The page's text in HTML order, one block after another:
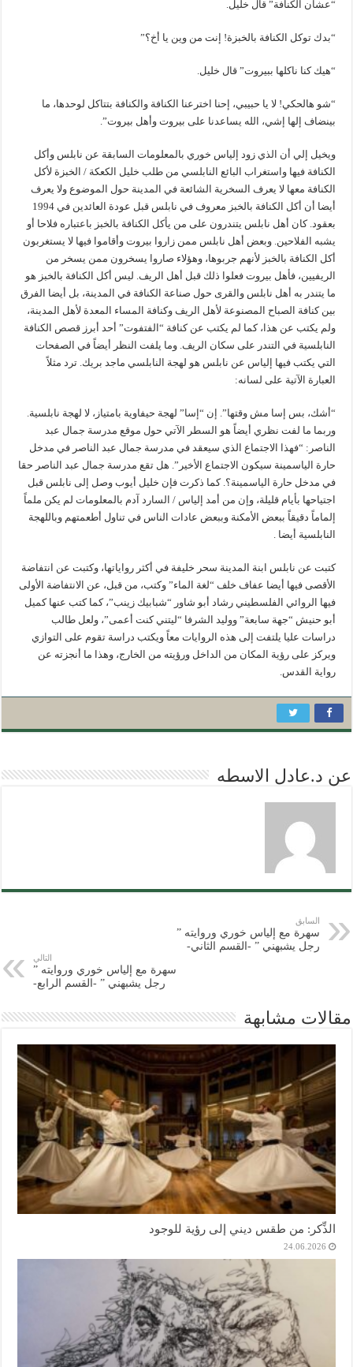
“عشان الكنافة” قال خليل.
“بدك توكل الكنافة بالخبزة! إنت من وين يا أخ؟”
“هيك كنا ناكلها ببيروت” قال خليل.
“شو هالحكي! لا يا حبيبي، إحنا اخترعنا الكنافة والكنافة بتتاكل لوحدها، ما
بينضاف إلها إشي، الله يساعدنا على بيروت وأهل بيروت”.
ويخيل إلي أن الذي زود إلياس خوري بالمعلومات السابقة عن نابلس وأكل
الكنافة فيها واستغراب البائع النابلسي من طلب خليل الكعكة / الخبزة لأكل
الكنافة معها لا يعرف السخرية الشائعة في المدينة حول الموضوع ولا يعرف
أيضا أن أكل الكنافة بالخبز معروف في نابلس قبل عودة العائدين في 1994
بعقود. كان أهل نابلس يتندرون على من يأكل الكنافة بالخبز باعتباره فلاحا أو
يشبه الفلاحين. وبعض أهل نابلس ممن زاروا بيروت وأقاموا فيها لا يستغربون
أكل الكنافة بالخبز لأنهم جربوها، وهؤلاء صاروا يسخرون ممن يسخر من
الريفيين، فأهل بيروت فعلوا ذلك قبل أهل الريف. ليس أكل الكنافة بالخبز هو
ما يتندر به أهل نابلس والقرى حول صناعة الكنافة في المدينة، بل أيضا الفرق
بين كنافة الصباح المصنوعة لأهل الريف وكنافة المساء المعدة لأهل المدينة،
ولم يكتب عن هذا، كما لم يكتب عن كنافة “الفتفوت” أحد أبرز قصص الكنافة
النابلسية في التندر على سكان الريف. وما يلفت النظر أيضاً في الصفحات
التي يكتب فيها إلياس عن نابلس هو لهجة النابلسي ماجد بريك. ترد مثلاً
العبارة الآتية على لسانه:
“أشك، بس إسا مش وقتها”. إن “إسا” لهجة حيفاوية بامتياز، لا لهجة نابلسية.
وربما ما لفت نظري أيضاً هو السطر الآتي حول موقع مدرسة جمال عبد
الناصر: “فهذا الاجتماع الذي سيعقد في مدرسة جمال عبد الناصر في مدخل
حارة الياسمينة سيكون الاجتماع الأخير”. هل تقع مدرسة جمال عبد الناصر حقا
في مدخل حارة الياسمينة؟. كما ذكرت فإن خليل أيوب وصل إلى نابلس قبل
اجتياحها بأيام قليلة، وإن من أمد إلياس / السارد آدم بالمعلومات لم يكن ملماً
إلماماً دقيقاً ببعض الأمكنة وببعض عادات الناس في تناول أطعمتهم وباللهجة
النابلسية أيضا .
كتبت عن نابلس ابنة المدينة سحر خليفة في أكثر رواياتها، وكتبت عن انتفاضة
الأقصى فيها أيضا عفاف خلف “لغة الماء” وكتب، من قبل، عن الانتفاضة الأولى
فيها الروائي الفلسطيني رشاد أبو شاور “شبابيك زينب”، كما كتب عنها كميل
أبو حنيش “جهة سابعة” ووليد الشرفا “ليتني كنت أعمى”، ولعل طالب
دراسات عليا يلتفت إلى هذه الروايات معاً ويكتب دراسة تقوم على التوازي
ويركز على رؤية المكان من الداخل ورؤيته من الخارج، وهذا ما أنجزته عن
رواية القدس.
عن د.عادل الاسطه
السابق
سهرة مع إلياس خوري وروايته ”
رجل يشبهني ” -القسم الثاني-
التالي
سهرة مع إلياس خوري وروايته ”
رجل يشبهني ” -القسم الرابع-
مقالات مشابهة
الذِّكر: من طقس ديني إلى رؤية للوجود
24.06.2026